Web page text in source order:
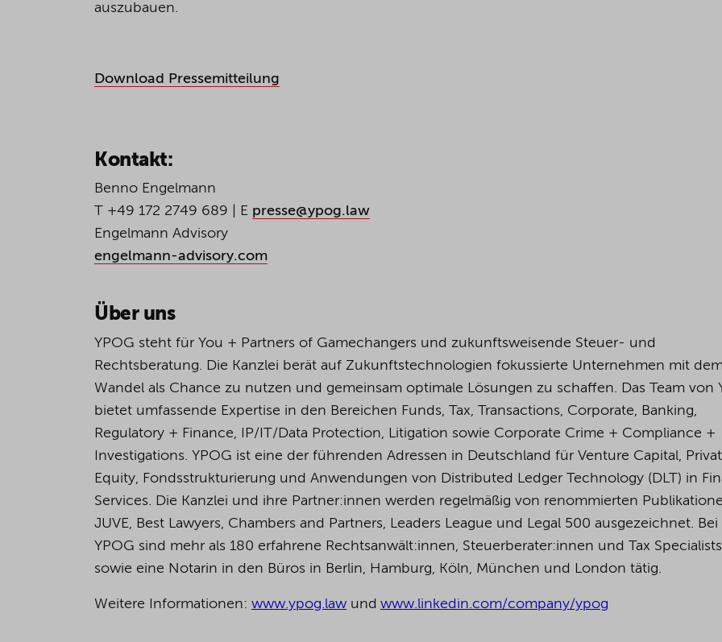
auszubauen.
Download Pressemitteilung
Kontakt:
Benno Engelmann
T +49 172 2749 689 | E presse@ypog.law
Engelmann Advisory
engelmann-advisory.com
Über uns
YPOG steht für You + Partners of Gamechangers und zukunftsweisende Steuer- und
Rechtsberatung. Die Kanzlei berät auf Zukunftstechnologien fokussierte Unternehmen mit dem
Wandel als Chance zu nutzen und gemeinsam optimale Lösungen zu schaffen. Das Team von
bietet umfassende Expertise in den Bereichen Funds, Tax, Transactions, Corporate, Banking,
Regulatory + Finance, IP/IT/Data Protection, Litigation sowie Corporate Crime + Compliance +
Investigations. YPOG ist eine der führenden Adressen in Deutschland für Venture Capital,
Equity, Fondsstrukturierung und Anwendungen von Distributed Ledger Technology (DLT) in
Services. Die Kanzlei und ihre Partner:innen werden regelmäßig von renommierten
JUVE, Best Lawyers, Chambers and Partners, Leaders League und Legal 500 ausgezeichnet.
Bei
YPOG sind mehr als 180 erfahrene Rechtsanwält:innen, Steuerberater:innen und Tax Specialists
sowie eine Notarin in den Büros in Berlin, Hamburg, Köln, München und London tätig.
Weitere Informationen: www.ypog.law und www.linkedin.com/company/ypog